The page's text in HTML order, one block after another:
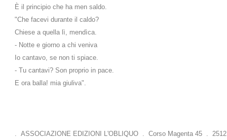
È il principio che ha men saldo.
"Che facevi durante il caldo?
Chiese a quella lì, mendìca.
- Notte e giorno a chi veniva
Io cantavo, se non ti spiace.
- Tu cantavi? Son proprio in pace.
E ora balla! mia giuliva".
. ASSOCIAZIONE EDIZIONI L'OBLIQUO . Corso Magenta 45 .